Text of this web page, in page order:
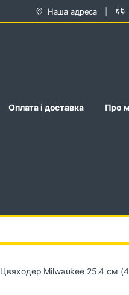
Наша адреса
Оплата і доставка Про
Цвяходер Milwaukee 25.4 см